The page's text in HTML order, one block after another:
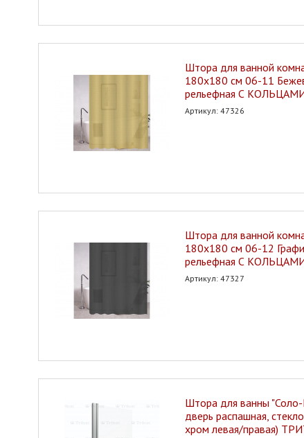
Штора для ванной
180х180 см 06-11
рельефная С
Артикул: 47326
Штора для ванной
180х180 см 06-12
рельефная С
Артикул: 47327
Штора для ванны
дверь распашная,
хром левая/правая)